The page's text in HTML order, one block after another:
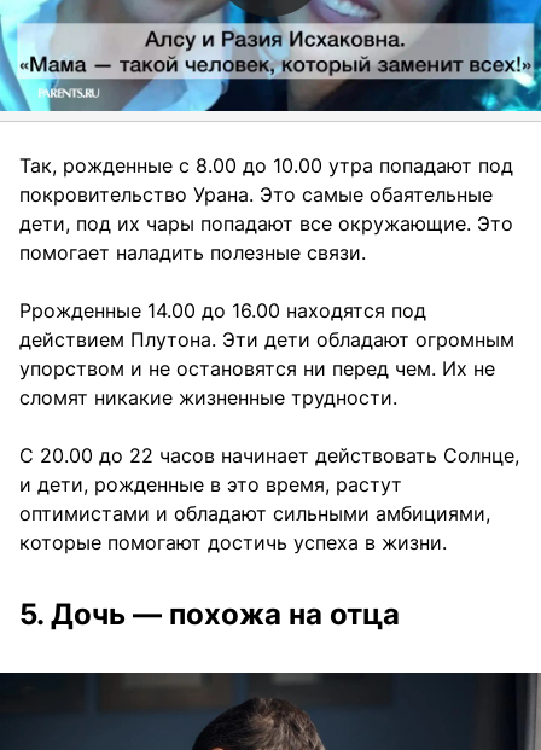
Так, рожденные с 8.00 до 10.00 утра попадают под
покровительство Урана. Это самые обаятельные
дети, под их чары попадают все окружающие. Это
помогает наладить полезные связи.
Ррожденные 14.00 до 16.00 находятся под
действием Плутона. Эти дети обладают огромным
упорством и не остановятся ни перед чем. Их не
сломят никакие жизненные трудности.
С 20.00 до 22 часов начинает действовать Солнце,
и дети, рожденные в это время, растут
оптимистами и обладают сильными амбициями,
которые помогают достичь успеха в жизни.
5. Дочь — похожа на отца